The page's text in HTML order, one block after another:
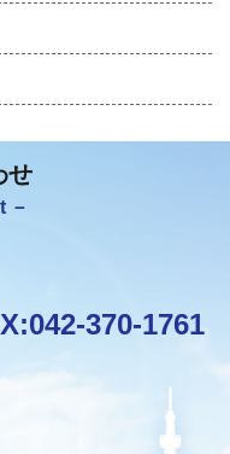
せ
370-1761